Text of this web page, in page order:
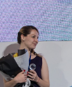
Новости